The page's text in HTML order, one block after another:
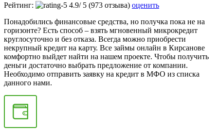
Рейтинг: 4.9/ 5 (973 отзыва) оценить
Понадобились финансовые средства, но получка пока не на
горизонте? Есть способ – взять мгновенный микрокредит
круглосуточно и без отказа. Всегда можно приобрести
некрупный кредит на карту. Все займы онлайн в Кирсанове
комфортно выйдет найти на нашем проекте. Чтобы получить
деньги достаточно выбрать предложение от компании.
Необходимо отправить заявку на кредит в МФО из списка
данного нами.